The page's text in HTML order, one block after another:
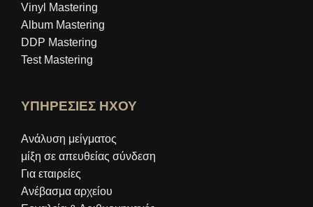
Vinyl Mastering
Album Mastering
DDP Mastering
Test Mastering
ΥΠΗΡΕΣΙΕΣ ΗΧΟΥ
Ανάλυση μείγματος
μίξη σε απευθείας σύνδεση
Για εταιρείες
Ανέβασμα αρχείου